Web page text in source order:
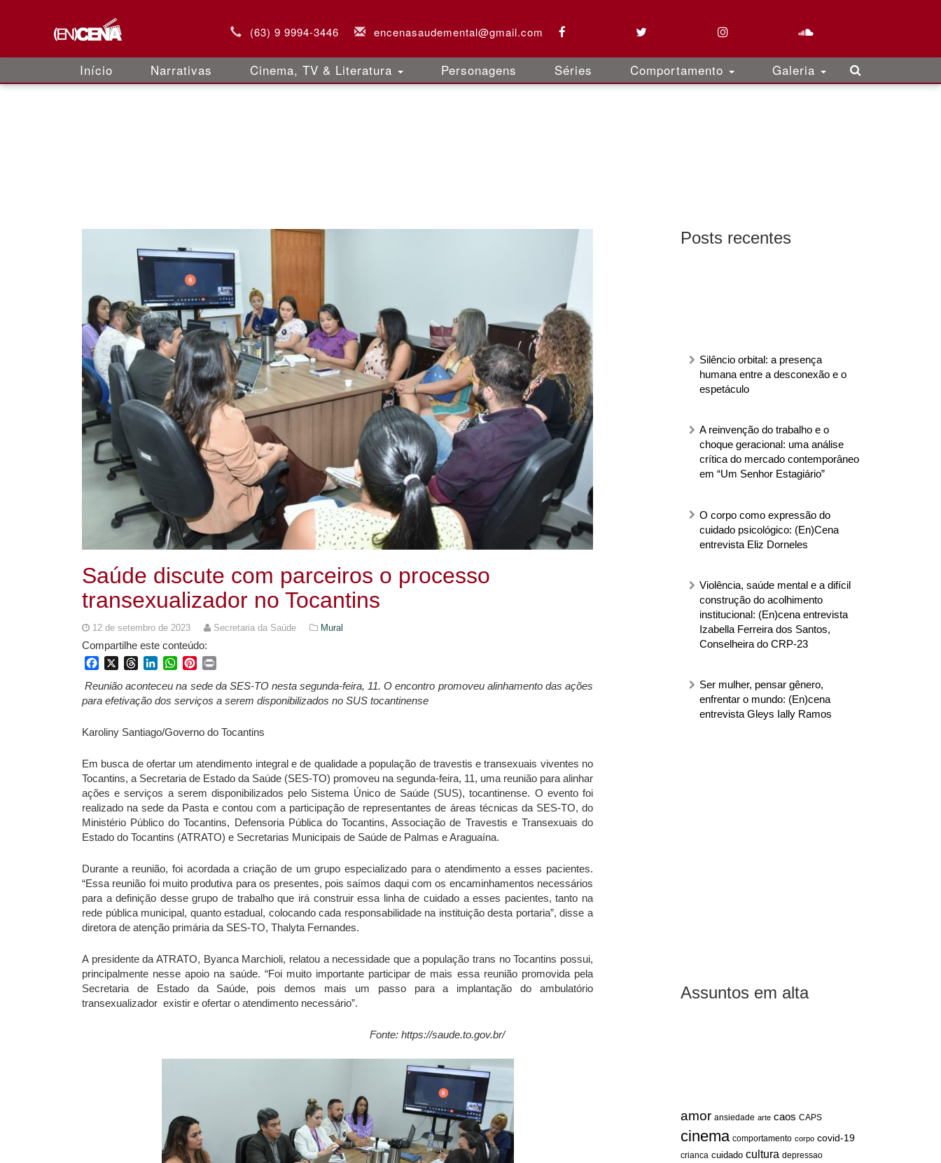
(63) 9 9994-3446 encenasaudemental@gmail.com
Início Narrativas Cinema, TV & Literatura Personagens Séries Comportamento Galeria
Posts recentes
Silêncio orbital: a presença
humana entre a desconexão e o
espetáculo
A reinvenção do trabalho e o
choque geracional: uma análise
crítica do mercado contemporâneo
em “Um Senhor Estagiário”
O corpo como expressão do
cuidado psicológico: (En)Cena
entrevista Eliz Dorneles
Violência, saúde mental e a difícil
construção do acolhimento
institucional: (En)cena entrevista
Izabella Ferreira dos Santos,
Conselheira do CRP-23
Ser mulher, pensar gênero,
enfrentar o mundo: (En)cena
entrevista Gleys Ially Ramos
Assuntos em alta
amor ansiedade arte caos CAPS
cinema comportamento corpo covid-19
crianca cuidado cultura depressao
Saúde discute com parceiros o processo
transexualizador no Tocantins
12 de setembro de 2023 Secretaria da Saúde Mural
Compartilhe este conteúdo:
FacebookThreadsLinkedInWhatsApp
Pinterest
Reunião aconteceu na sede da SES-TO nesta segunda-feira, 11. O encontro promoveu alinhamento das ações
para efetivação dos serviços a serem disponibilizados no SUS tocantinense
Karoliny Santiago/Governo do Tocantins
Em busca de ofertar um atendimento integral e de qualidade a população de travestis e transexuais viventes no
Tocantins, a Secretaria de Estado da Saúde (SES-TO) promoveu na segunda-feira, 11, uma reunião para alinhar
ações e serviços a serem disponibilizados pelo Sistema Único de Saúde (SUS), tocantinense. O evento foi
realizado na sede da Pasta e contou com a participação de representantes de áreas técnicas da SES-TO, do
Ministério Público do Tocantins, Defensoria Pública do Tocantins, Associação de Travestis e Transexuais do
Estado do Tocantins (ATRATO) e Secretarias Municipais de Saúde de Palmas e Araguaína.
Durante a reunião, foi acordada a criação de um grupo especializado para o atendimento a esses pacientes.
“Essa reunião foi muito produtiva para os presentes, pois saímos daqui com os encaminhamentos necessários
para a definição desse grupo de trabalho que irá construir essa linha de cuidado a esses pacientes, tanto na
rede pública municipal, quanto estadual, colocando cada responsabilidade na instituição desta portaria”, disse a
diretora de atenção primária da SES-TO, Thalyta Fernandes.
A presidente da ATRATO, Byanca Marchioli, relatou a necessidade que a população trans no Tocantins possui,
principalmente nesse apoio na saúde. “Foi muito importante participar de mais essa reunião promovida pela
Secretaria de Estado da Saúde, pois demos mais um passo para a implantação do ambulatório
transexualizador existir e ofertar o atendimento necessário”.
Fonte: https://saude.to.gov.br/